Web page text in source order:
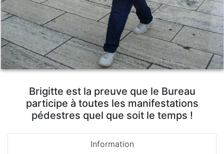
Brigitte est la preuve que le Bureau
participe à toutes les manifestations
pédestres quel que soit le temps !
Information